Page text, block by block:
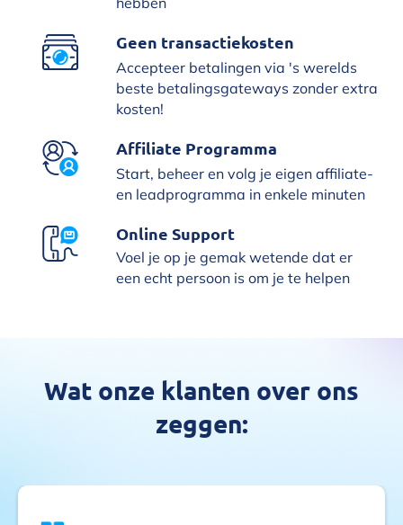
Geen transactiekosten
Accepteer betalingen via 's werelds
beste betalingsgateways zonder extra
kosten!
Affiliate Programma
Start, beheer en volg je eigen affiliate-
en leadprogramma in enkele minuten
Online Support
Voel je op je gemak wetende dat er
een echt persoon is om je te helpen
Wat onze klanten over ons
zeggen: